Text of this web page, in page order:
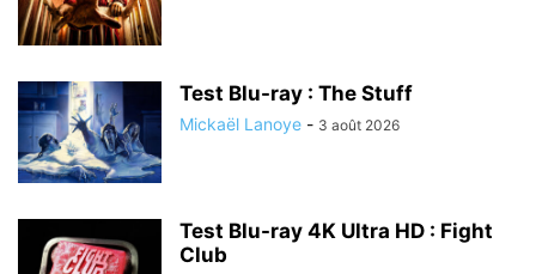
Test Blu-ray : The Stuff
Mickaël Lanoye - 3 août 2026
Test Blu-ray 4K Ultra HD : Fight
Club